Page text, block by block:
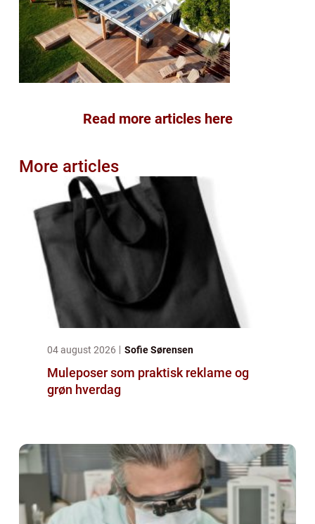
Read more articles here
More articles
04 august 2026 Sofie Sørensen
Muleposer som praktisk reklame og
grøn hverdag